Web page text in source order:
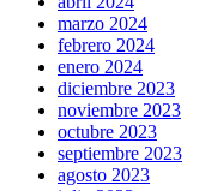
marzo 2024
febrero 2024
enero 2024
diciembre 2023
noviembre 2023
octubre 2023
septiembre 2023
agosto 2023